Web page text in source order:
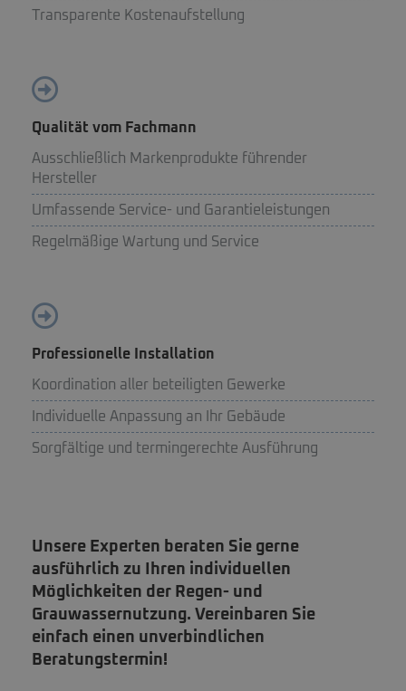
Transparente Kostenaufstellung
Qualität vom Fachmann
Ausschließlich Markenprodukte führender
Hersteller
Umfassende Service- und Garantieleistungen
Regelmäßige Wartung und Service
Professionelle Installation
Koordination aller beteiligten Gewerke
Individuelle Anpassung an Ihr Gebäude
Sorgfältige und termingerechte Ausführung
Unsere Experten beraten Sie gerne
ausführlich zu Ihren individuellen
Möglichkeiten der Regen- und
Grauwassernutzung. Vereinbaren Sie
einfach einen unverbindlichen
Beratungstermin!